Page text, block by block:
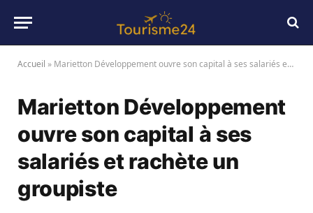
Accueil » Marietton Développement ouvre son capital à ses salariés et rachète un groupiste
Marietton Développement
ouvre son capital à ses
salariés et rachète un
groupiste